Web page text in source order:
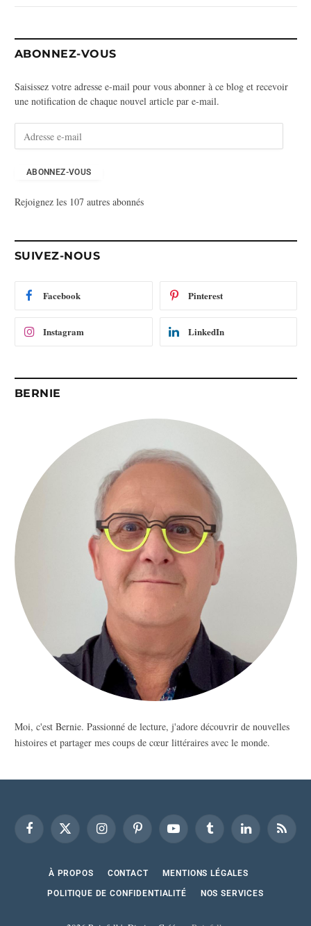
ABONNEZ-VOUS
Saisissez votre adresse e-mail pour vous abonner à ce blog et recevoir
une notification de chaque nouvel article par e-mail.
s
-
m
ABONNEZ-VOUS
Rejoignez les 107 autres abonnés
SUIVEZ-NOUS
Facebook Pinterest
Instagram LinkedIn
BERNIE
Moi, c'est Bernie. Passionné de lecture, j'adore découvrir de nouvelles
histoires et partager mes coups de cœur littéraires avec le monde.
FacebookX
InstagramPinterest YouTube Tumblr LinkedInRSS
À PROPOS CONTACT MENTIONS LÉGALES
POLITIQUE DE CONFIDENTIALITÉ NOS SERVICES